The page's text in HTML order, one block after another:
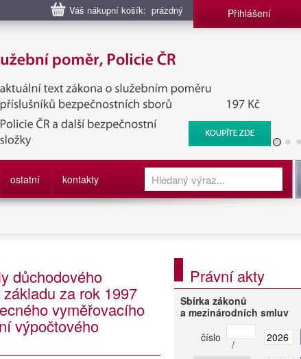
Váš nákupní košík: prázdný Přihlášení
sborů, Policie ČR, Vězeňská služba, BIS, Zpravodajské
služby
ostatní kontakty
důchodového
za rok 1997
vyměřovacího
výpočtového
Právní akty
Sbírka zákonů
a mezinárodních smluv
číslo
/